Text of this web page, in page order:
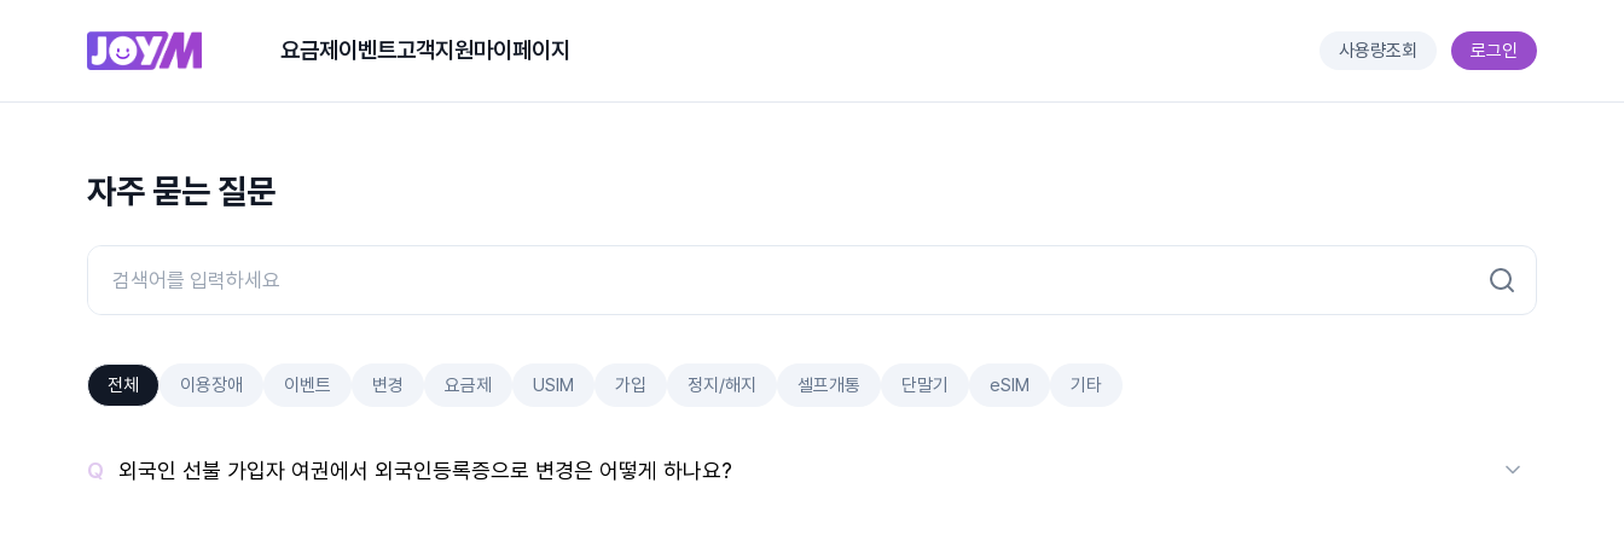
요금제 이벤트고객지원마이페이지 사용량조회 로그인
자주 묻는 질문
전체 이용장애 이벤트 변경 요금제 USIM 가입 정지/해지 셀프개통 단말기 eSIM 기타
외국인 선불 가입자 여권에서 외국인등록증으로 변경은 어떻게 하나요?